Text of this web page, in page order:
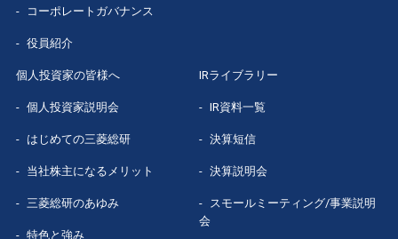
コーポレートガバナンス
役員紹介
個人投資家の皆様へ
個人投資家説明会
はじめての三菱総研
当社株主になる メリット
三菱総研のあゆみ
特色と強み
IRライブラリー
IR資料一覧
決算短信
決算説明会
スモールミーティング/事業説明
会